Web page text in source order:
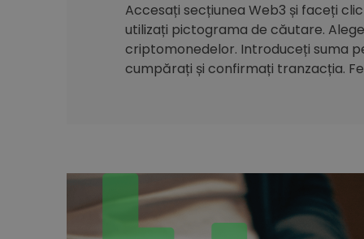
Accesați secțiunea Web3 și faceți
utilizați pictograma de căutare.
criptomonedelor. Introduceți suma
cumpărați și confirmați tranzacția.